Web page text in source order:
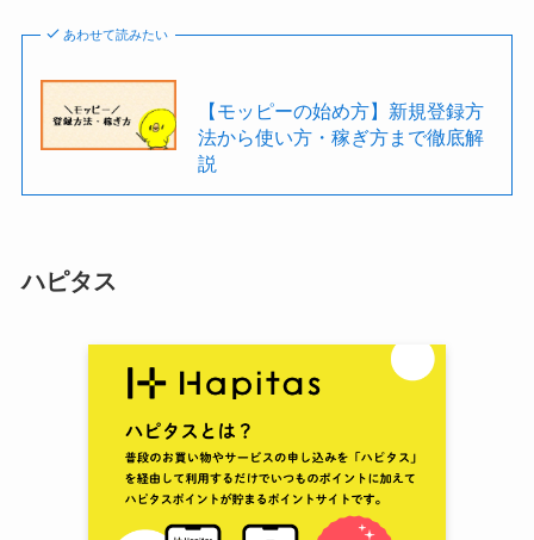
あわせて読みたい
【モッピーの始め方】新規登録方
法から使い方・稼ぎ方まで徹底解
説
ハピタス